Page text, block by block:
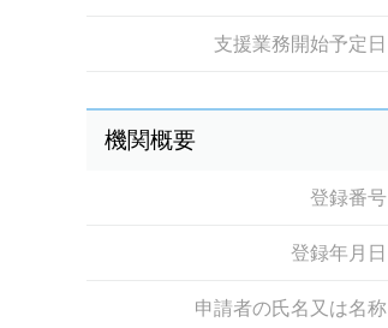
支援業務開始予定日
機関概要
登録番号
登録年月日
申請者の氏名又は名称